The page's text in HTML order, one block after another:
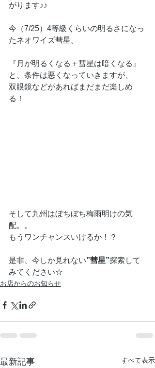
がります♪♪
今（7/25）4等級くらいの明るさになっ
たネオワイズ彗星。
『月が明るくなる＋彗星は暗くなる』
と、条件は悪くなっていきますが、
双眼鏡などがあればまだまだ楽しめ
る！
そして九州はぼちぼち梅雨明けの気
配。。
もうワンチャンスいけるか！？
是非、今しか見れない”彗星”探索して
みてください☆
お店からのお知らせ
最新記事 すべて表示